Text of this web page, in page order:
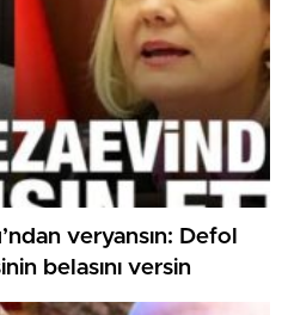
veryansın: Defol
belasını versin